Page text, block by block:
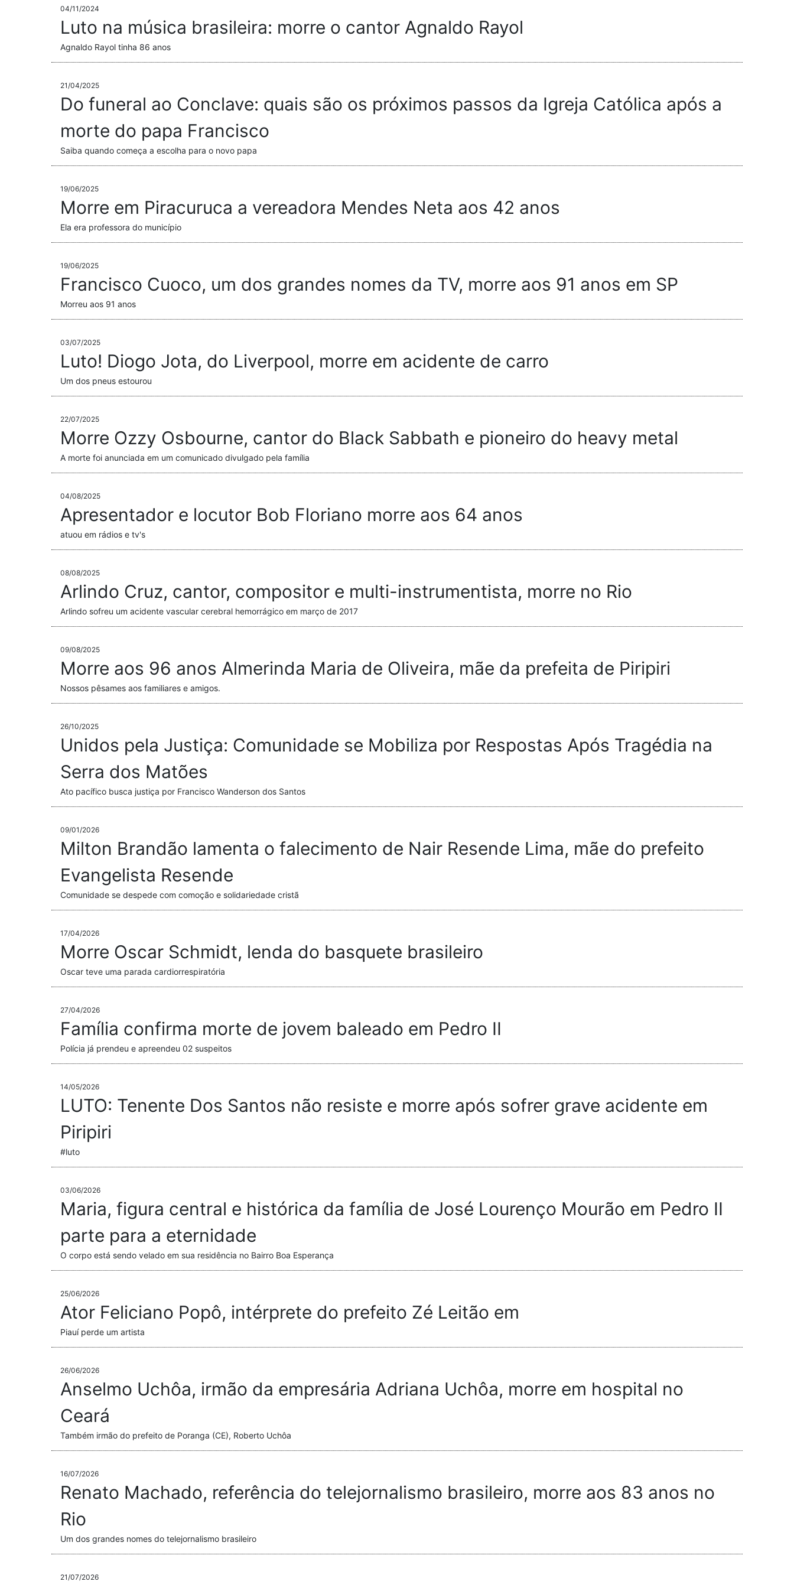
04/11/2024
Luto na música brasileira: morre o cantor Agnaldo Rayol
Agnaldo Rayol tinha 86 anos
21/04/2025
Do funeral ao Conclave: quais são os próximos passos da Igreja Católica após a
morte do papa Francisco
Saiba quando começa a escolha para o novo papa
19/06/2025
Morre em Piracuruca a vereadora Mendes Neta aos 42 anos
Ela era professora do município
19/06/2025
Francisco Cuoco, um dos grandes nomes da TV, morre aos 91 anos em SP
Morreu aos 91 anos
03/07/2025
Luto! Diogo Jota, do Liverpool, morre em acidente de carro
Um dos pneus estourou
22/07/2025
Morre Ozzy Osbourne, cantor do Black Sabbath e pioneiro do heavy metal
A morte foi anunciada em um comunicado divulgado pela família
04/08/2025
Apresentador e locutor Bob Floriano morre aos 64 anos
atuou em rádios e tv's
08/08/2025
Arlindo Cruz, cantor, compositor e multi-instrumentista, morre no Rio
Arlindo sofreu um acidente vascular cerebral hemorrágico em março de 2017
09/08/2025
Morre aos 96 anos Almerinda Maria de Oliveira, mãe da prefeita de Piripiri
Nossos pêsames aos familiares e amigos.
26/10/2025
​​Unidos pela Justiça: Comunidade se Mobiliza por Respostas Após Tragédia na
Serra dos Matões
Ato pacífico busca justiça por Francisco Wanderson dos Santos
09/01/2026
Milton Brandão lamenta o falecimento de Nair Resende Lima, mãe do prefeito
Evangelista Resende
Comunidade se despede com comoção e solidariedade cristã
17/04/2026
Morre Oscar Schmidt, lenda do basquete brasileiro
Oscar teve uma parada cardiorrespiratória
27/04/2026
Família confirma morte de jovem baleado em Pedro II
Polícia já prendeu e apreendeu 02 suspeitos
14/05/2026
LUTO: Tenente Dos Santos não resiste e morre após sofrer grave acidente em
Piripiri
#luto
03/06/2026
Maria, figura central e histórica da família de José Lourenço Mourão em Pedro II
parte para a eternidade
O corpo está sendo velado em sua residência no Bairro Boa Esperança
25/06/2026
Ator Feliciano Popô, intérprete do prefeito Zé Leitão em
Piauí perde um artista
26/06/2026
Anselmo Uchôa, irmão da empresária Adriana Uchôa, morre em hospital no
Ceará
Também irmão do prefeito de Poranga (CE), Roberto Uchôa
16/07/2026
Renato Machado, referência do telejornalismo brasileiro, morre aos 83 anos no
Rio
Um dos grandes nomes do telejornalismo brasileiro
21/07/2026